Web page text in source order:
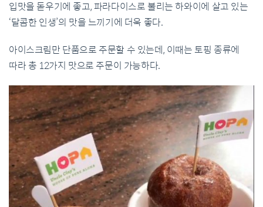
입맛을 돋우기에 좋고,파라다이스로불리는 하와이에 살고 있는
‘달콤한 인생’의 맛을느끼기에 더욱 좋다.
아이스크림만 단품으로 주문할 수 있는데 , 이때는 토핑 종류에
따라총 12가지 맛으로 주문이 가능하다.